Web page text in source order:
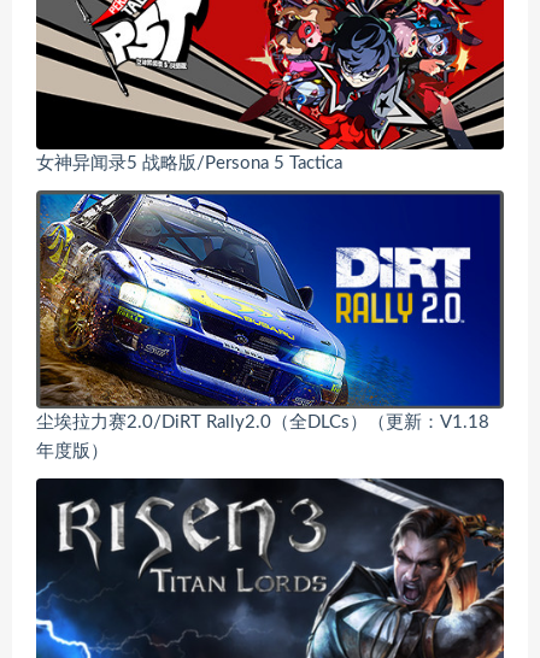
女神异闻录5 战略版/Persona 5 Tactica
尘埃拉力赛2.0/DiRT Rally2.0（全DLCs）（更新：V1.18
年度版）